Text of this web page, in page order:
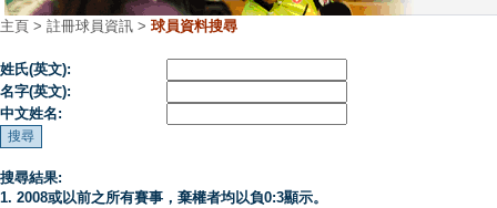
主頁 > 註冊球員資訊 > 球員資料搜尋
姓氏(英文):
名字(英文):
中文姓名:
搜尋結果:
1. 2008或以前之所有賽事，棄權者均以負0:3顯示。